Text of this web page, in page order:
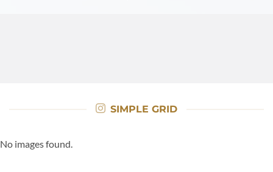
SIMPLE GRID
No images found.